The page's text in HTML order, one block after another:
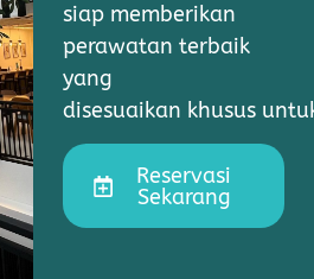
siap memberikan
perawatan terbaik
yang
disesuaikan khusus
Reservasi
Sekarang